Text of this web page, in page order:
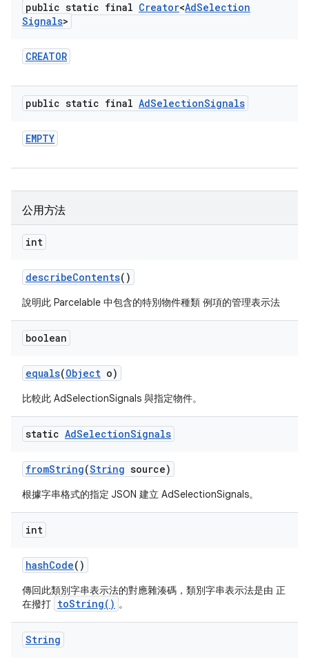
public static final Creator<AdSelection
Signals>
CREATOR
public static final AdSelectionSignals
EMPTY
公用方法
int
describeContents()
說明此 Parcelable 中包含的特別物件種類 例項的管理表示法
boolean
equals(Object o)
比較此 AdSelectionSignals 與指定物件。
static AdSelectionSignals
fromString(String source)
根據字串格式的指定 JSON 建立 AdSelectionSignals。
int
hashCode()
傳回此類別字串表示法的對應雜湊碼，類別字串表示法是由 正
在撥打 toString() 。
String